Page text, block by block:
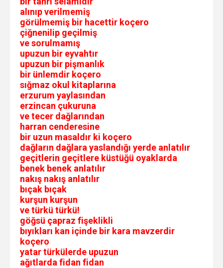
alınıp verilmemiş
görülmemiş bir hacettir koçero
çiğnenilip geçilmiş
ve sorulmamış
upuzun bir eyvahtır
upuzun bir pişmanlık
bir ünlemdir koçero
sığmaz okul kitaplarına
erzurum yaylasından
erzincan çukuruna
ve tecer dağlarından
harran cenderesine
bir uzun masaldır ki koçero
dağların dağlara yaslandığı yerde anlatılır
geçitlerin geçitlere küstüğü oyaklarda
benek benek anlatılır
nakış nakış anlatılır
bıçak bıçak
kurşun kurşun
ve türkü türkü!
göğsü çapraz fişeklikli
bıyıkları kan içinde bir kara mavzerdir
koçero
yatar türkülerde upuzun
ağıtlarda fidan fidan